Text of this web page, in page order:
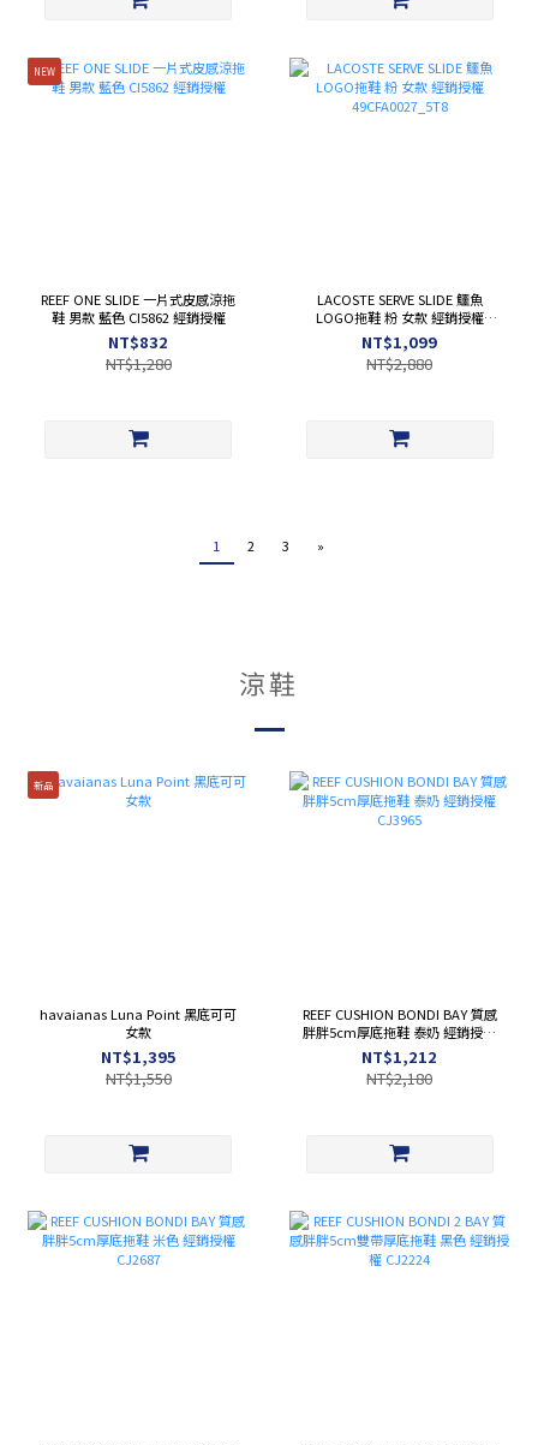
NEW
REEF ONE SLIDE 一片式皮感涼拖
鞋 男款 藍色 CI5862 經銷授權
NT$832
NT$1,280
LACOSTE SERVE SLIDE 鱷魚
LOGO拖鞋 粉 女款 經銷授權
49CFA0027_5T8
NT$1,099
NT$2,880
1 2 3 »
涼鞋
新品
havaianas Luna Point 黑底可可
女款
NT$1,395
NT$1,550
REEF CUSHION BONDI BAY 質感
胖胖5cm厚底拖鞋 泰奶 經銷授權
CJ3965
NT$1,212
NT$2,180